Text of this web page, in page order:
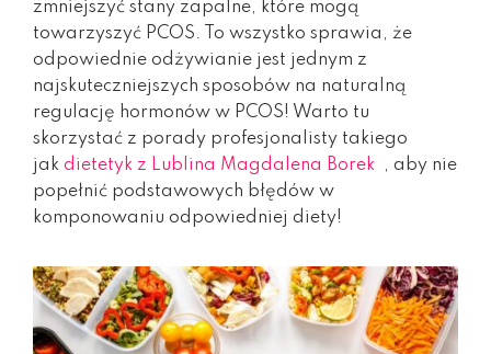
zmniejszyć stany zapalne, które mogą
towarzyszyć PCOS. To wszystko sprawia, że
odpowiednie odżywianie jest jednym z
najskuteczniejszych sposobów na naturalną
regulację hormonów w PCOS! Warto tu
skorzystać z porady profesjonalisty takiego
jak dietetyk z Lublina Magdalena Borek , aby nie
popełnić podstawowych błędów w
komponowaniu odpowiedniej diety!